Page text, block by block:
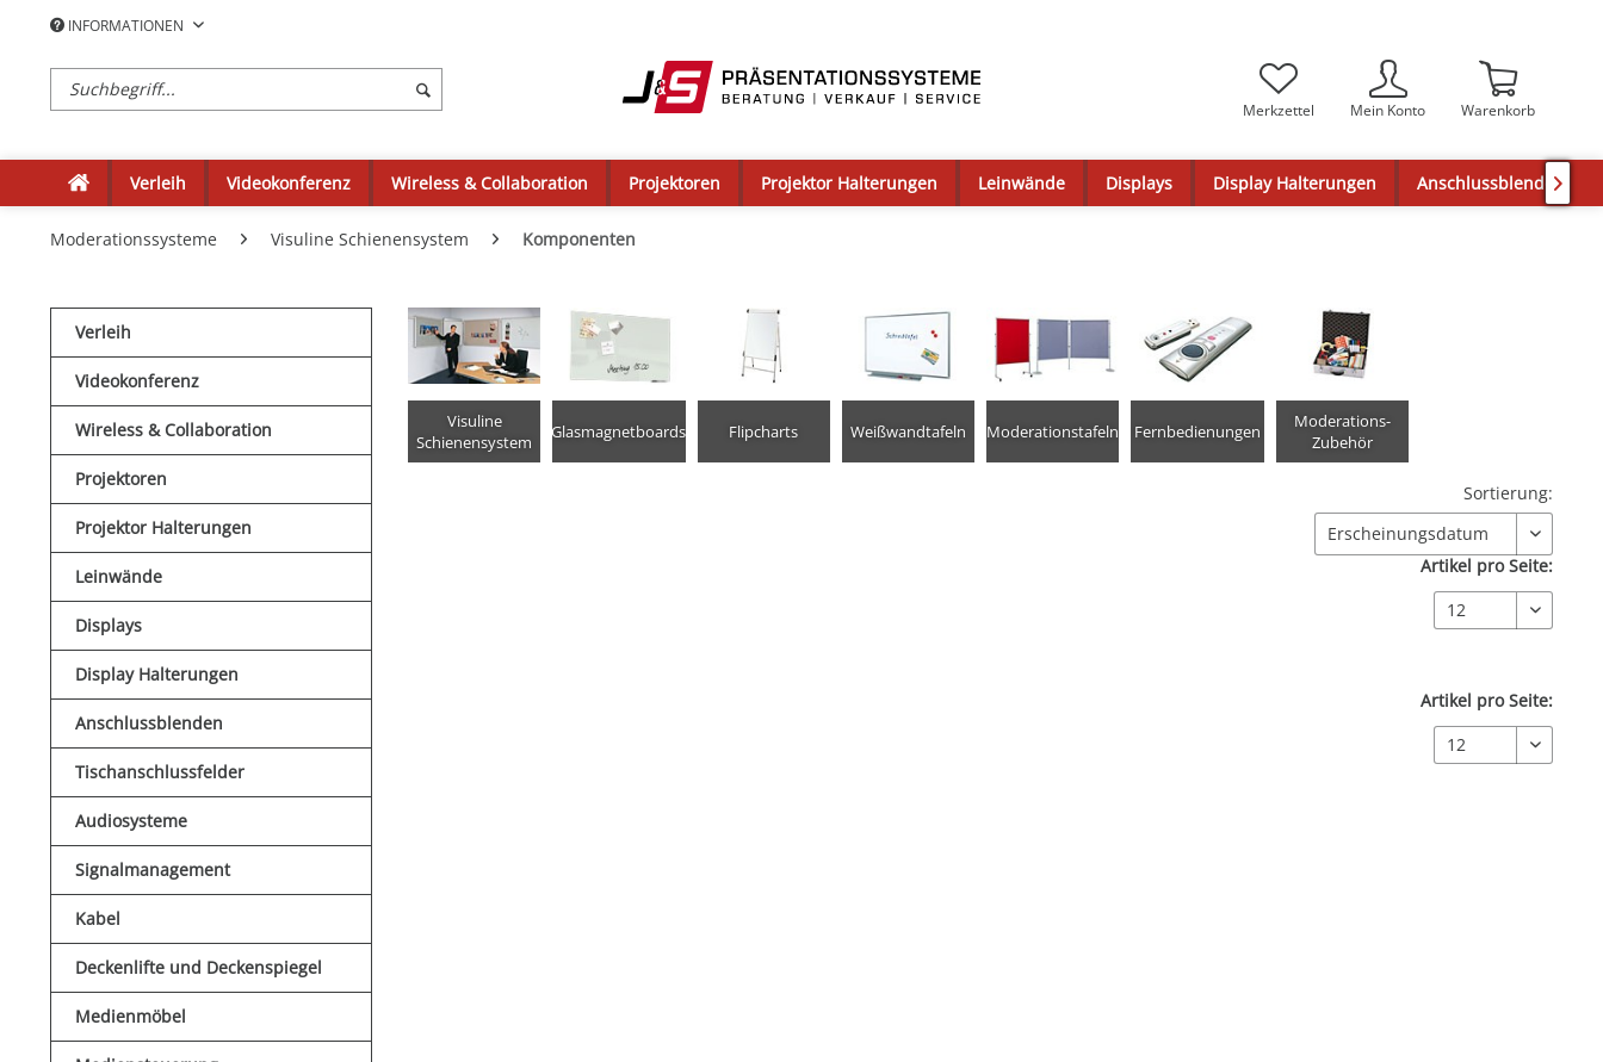
INFORMATIONEN
Merkzettel Mein Konto Warenkorb
Verleih Videokonferenz Wireless & Collaboration Projektoren Projektor Halterungen Leinwände Displays Display Halterungen Anschlussblenden

Moderationssysteme Visuline Schienensystem Komponenten
Verleih
Videokonferenz
Wireless & Collaboration
Projektoren
Projektor Halterungen
Leinwände
Displays
Display Halterungen
Anschlussblenden
Tischanschlussfelder
Audiosysteme
Signalmanagement
Kabel
Deckenlifte und Deckenspiegel
Medienmöbel
Visuline
Schienensystem
Glasmagnetboards Weißwandtafeln Moderationstafeln Fernbedienungen
Flipcharts
Moderations-
Zubehör
Sortierung:
Artikel pro Seite:
Artikel pro Seite: